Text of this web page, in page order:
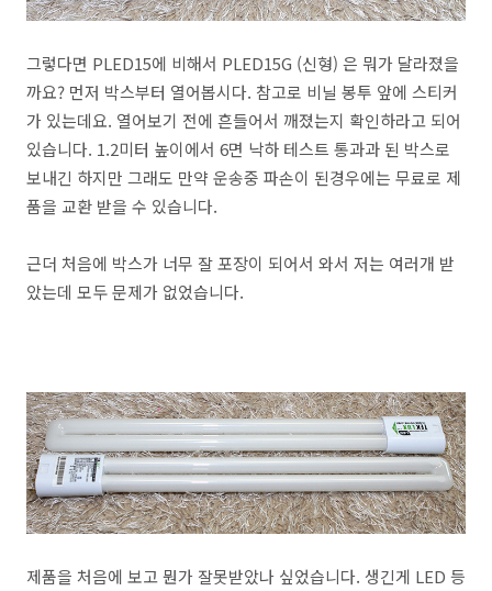
그렇다면 PLED15에 비해서 PLED15G (신형) 은 뭐가 달라졌을
까요? 먼저 박스부터 열어봅시다. 참고로 비닐 봉투 앞에 스티커
가 있는데요. 열어보기 전에 흔들어서 깨졌는지 확인하라고 되어
있습니다. 1.2미터 높이에서 6면 낙하 테스트 통과과 된 박스로
보내긴 하지만 그래도 만약 운송중 파손이 된경우에는 무료로 제
품을 교환 받을 수 있습니다.
근더 처음에 박스가 너무 잘 포장이 되어서 와서 저는 여러개 받
았는데 모두 문제가 없었습니다.
제품을 처음에 보고 뭔가 잘못받았나 싶었습니다. 생긴게 LED 등